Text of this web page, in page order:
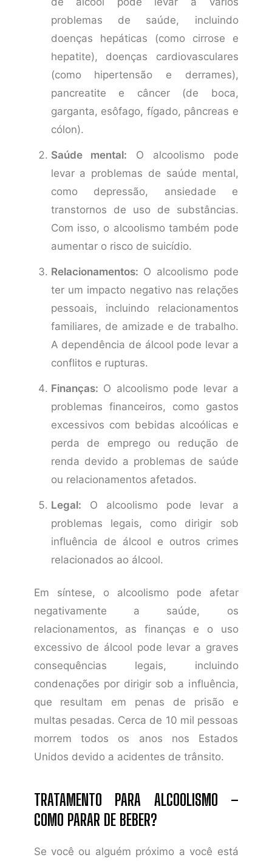
problemas de saúde, incluindo
doenças hepáticas (como cirrose e
hepatite), doenças cardiovasculares
(como hipertensão e derrames),
pancreatite e câncer (de boca,
garganta, esôfago, fígado, pâncreas e
cólon).
Saúde mental: O alcoolismo pode
levar a problemas de saúde mental,
como depressão, ansiedade e
transtornos de uso de substâncias.
Com isso, o alcoolismo também pode
aumentar o risco de suicídio.
Relacionamentos: O alcoolismo pode
ter um impacto negativo nas relações
pessoais, incluindo relacionamentos
familiares, de amizade e de trabalho.
A dependência de álcool pode levar a
conflitos e rupturas.
Finanças: O alcoolismo pode levar a
problemas financeiros, como gastos
excessivos com bebidas alcoólicas e
perda de emprego ou redução de
renda devido a problemas de saúde
ou relacionamentos afetados.
Legal: O alcoolismo pode levar a
problemas legais, como dirigir sob
influência de álcool e outros crimes
relacionados ao álcool.
Em síntese, o alcoolismo pode afetar
negativamente a saúde, os
relacionamentos, as finanças e o uso
excessivo de álcool pode levar a graves
consequências legais, incluindo
condenações por dirigir sob a influência,
que resultam em penas de prisão e
multas pesadas. Cerca de 10 mil pessoas
morrem todos os anos nos Estados
Unidos devido a acidentes de trânsito.
TRATAMENTO PARA ALCOOLISMO –
COMO PARAR DE BEBER?
Se você ou alguém próximo a você está